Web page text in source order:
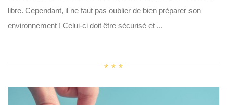
libre. Cependant, il ne faut pas oublier de bien préparer son
environnement ! Celui-ci doit être sécurisé et ...